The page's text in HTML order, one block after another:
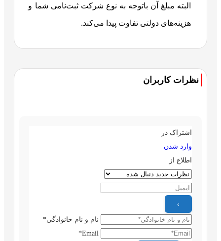
البته مبلغ آن باتوجه به نوع شرکت ثبت‌نامی شما و
هزینه‌های دولتی تفاوت پیدا می‌کند.
نظرات کاربران
اشتراک در
وارد شدن
اطلاع از
نام و نام خانوادگی*
Email*